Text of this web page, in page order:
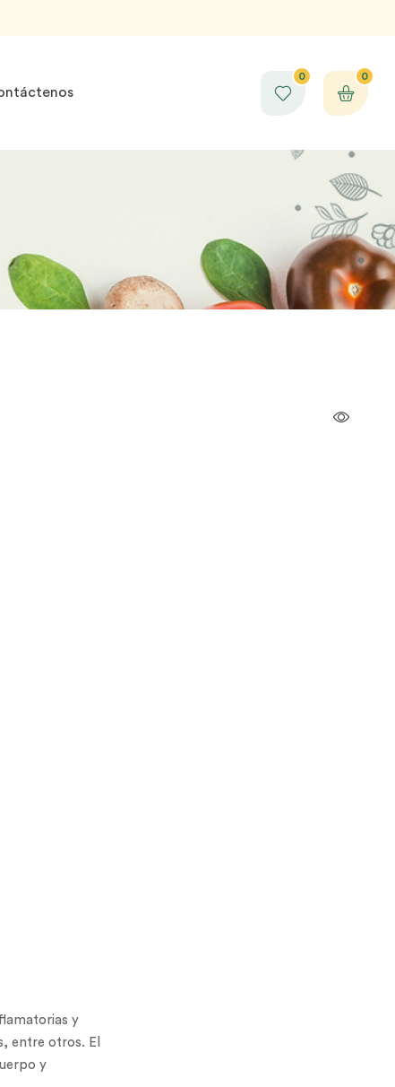
0 0
y
entre otros. El
y